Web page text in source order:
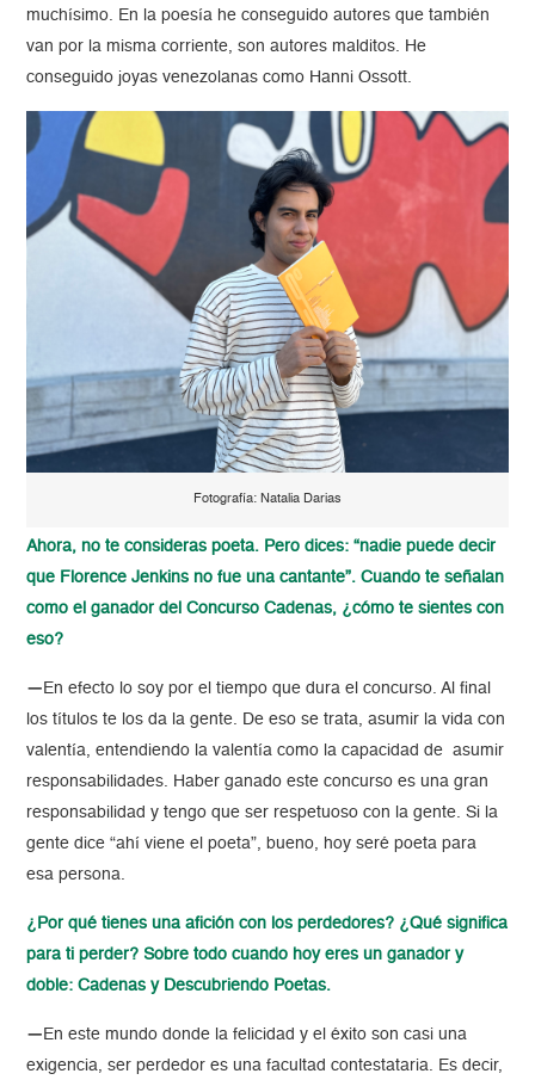
muchísimo. En la poesía he conseguido autores que también
van por la misma corriente, son autores malditos. He
conseguido joyas venezolanas como Hanni Ossott.
Fotografía: Natalia Darias
Ahora, no te consideras poeta. Pero dices: “nadie puede decir
que Florence Jenkins no fue una cantante”. Cuando te señalan
como el ganador del Concurso Cadenas, ¿cómo te sientes con
eso?
— En efecto lo soy por el tiempo que dura el concurso. Al final
los títulos te los da la gente. De eso se trata, asumir la vida con
valentía, entendiendo la valentía como la capacidad de asumir
responsabilidades. Haber ganado este concurso es una gran
responsabilidad y tengo que ser respetuoso con la gente. Si la
gente dice “ahí viene el poeta”, bueno, hoy seré poeta para
esa persona.
¿Por qué tienes una afición con los perdedores? ¿Qué significa
para ti perder? Sobre todo cuando hoy eres un ganador y
doble: Cadenas y Descubriendo Poetas.
— En este mundo donde la felicidad y el éxito son casi una
exigencia, ser perdedor es una facultad contestataria. Es decir,